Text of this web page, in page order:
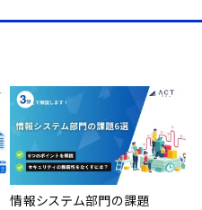
情報システム部門の課題